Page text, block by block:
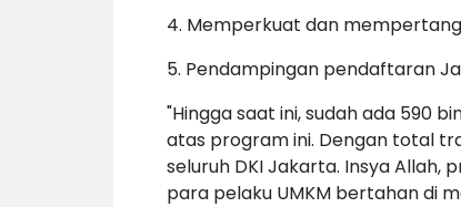
4. Memperkuat dan
5. Pendampingan pendaftaran
"Hingga saat ini, sudah ada 590
atas program ini. Dengan total
seluruh DKI Jakarta. Insya
para pelaku UMKM bertahan di